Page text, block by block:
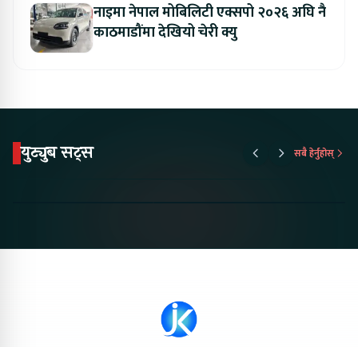
नाइमा नेपाल मोबिलिटी एक्सपो २०२६ अघि नै
काठमाडौंमा देखियो चेरी क्यु
युट्युब सट्स सबै हेर्नुहोस्